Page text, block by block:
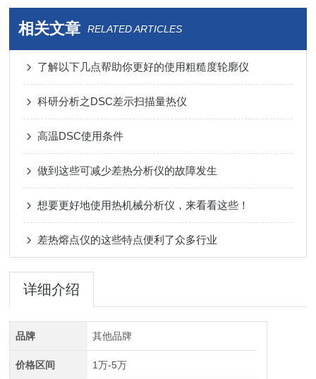
相关文章 RELATED ARTICLES
了解以下几点帮助你更好的使用粗糙度轮廓仪
科研分析之DSC差示扫描量热仪
高温DSC使用条件
做到这些可减少差热分析仪的故障发生
想要更好地使用热机械分析仪，来看看这些！
差热熔点仪的这些特点便利了众多行业
详细介绍
品牌 其他品牌
价格区间 1万-5万